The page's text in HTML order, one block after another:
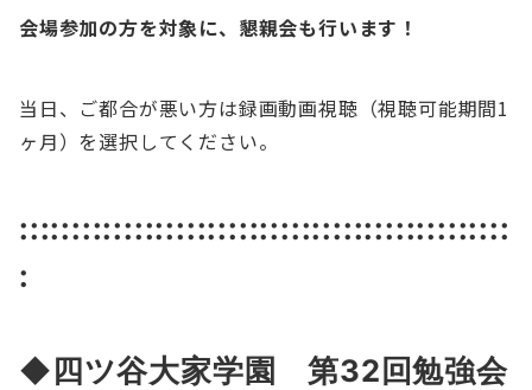
会場参加の方を対象に、懇親会も行います！
当日、ご都合が悪い方は録画動画視聴（視聴可能期間1
ヶ月）を選択してください。
:::::::::::::::::::::::::::::::::::::::::::::::
:
◆四ツ谷大家学園 第32 回勉強会